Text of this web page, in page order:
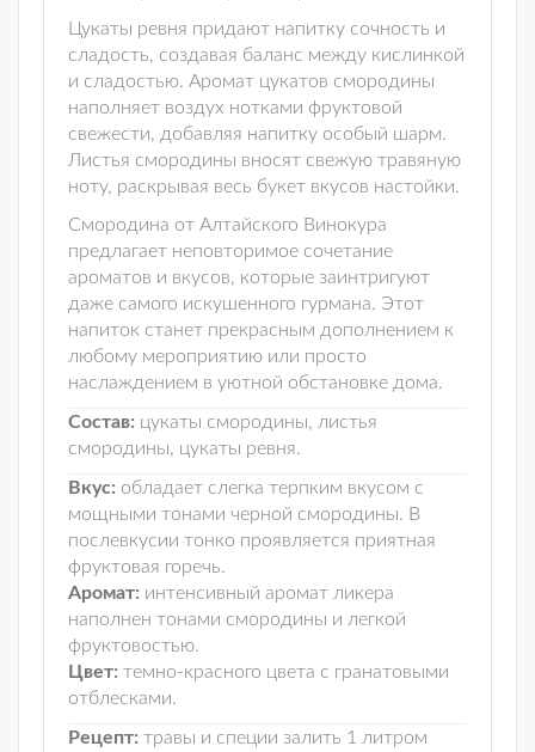
Цукаты ревня придают напитку сочность и
сладость, создавая баланс между кислинкой
и сладостью. Аромат цукатов смородины
наполняет воздух нотками фруктовой
свежести, добавляя напитку особый шарм.
Листья смородины вносят свежую травяную
ноту, раскрывая весь букет вкусов настойки.
Смородина от Алтайского Винокура
предлагает неповторимое сочетание
ароматов и вкусов, которые заинтригуют
даже самого искушенного гурмана. Этот
напиток станет прекрасным дополнением к
любому мероприятию или просто
наслаждением в уютной обстановке дома.
Состав: цукаты смородины, листья
смородины, цукаты ревня.
Вкус: обладает слегка терпким вкусом с
мощными тонами черной смородины. В
послевкусии тонко проявляется приятная
фруктовая горечь.
Аромат: интенсивный аромат ликера
наполнен тонами смородины и легкой
фруктовостью.
Цвет: темно-красного цвета с гранатовыми
отблесками.
Рецепт: травы и специи залить 1 литром